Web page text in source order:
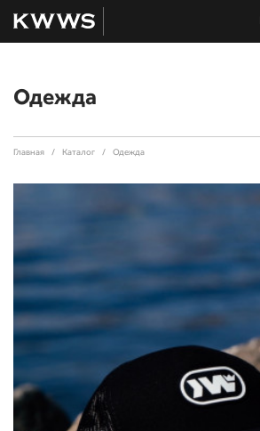
Одежда
Главная Каталог Одежда